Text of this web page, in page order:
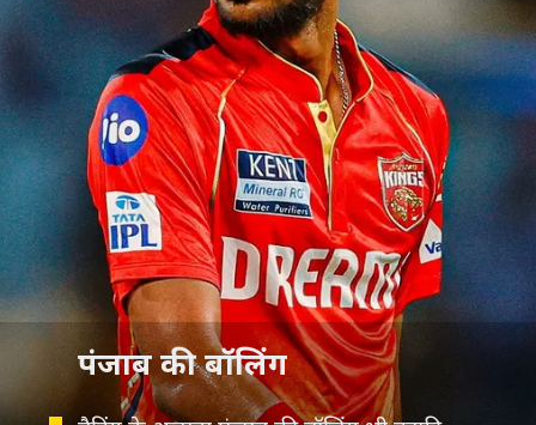
पंजाब की बॉलिंग